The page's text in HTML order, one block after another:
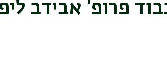
פרופ' אבידב